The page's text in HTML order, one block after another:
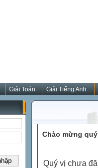
Giải Toán Giải Tiếng Anh
Chào mừng
Quý vị chưa